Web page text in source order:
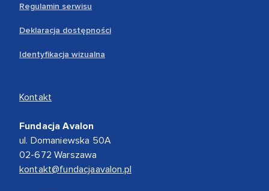
Regulamin serwisu
Deklaracja dostępności
Identyfikacja wizualna
Kontakt
Fundacja Avalon
ul. Domaniewska 50A
02-672 Warszawa
kontakt@fundacjaavalon.pl